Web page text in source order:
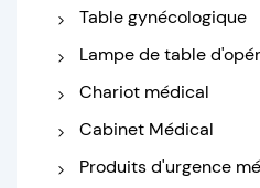
Table gynécologique
Lit d'accouchement
Table d'examen
Lampe de table
Table d'opération
Lampe chirurgicale
Chariot médical
Chariot d'hôpital en
Cabinet Médical
Table de chevet
Produits d'urgence